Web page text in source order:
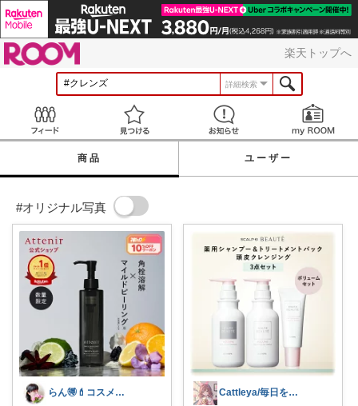
楽天トップへ
詳細検索
見つける お知らせ
商品 ユーザー
#オリジナル写真
らん🉐💄コスメ&ファッション👗✨ Cattleya/毎日を整える美容コスメ